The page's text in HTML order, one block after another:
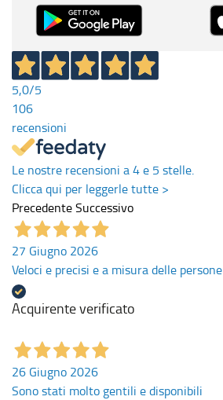
5,0/5
106
recensioni
Le nostre recensioni a 4 e 5 stelle.
Clicca qui per leggerle tutte >
PrecedenteSuccessivo
27 Giugno 2026
Veloci e precisi e a misura delle persone
Acquirente verificato
26 Giugno 2026
Sono stati molto gentili e disponibili